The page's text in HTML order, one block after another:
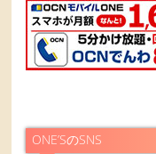
ONE’SのSNS